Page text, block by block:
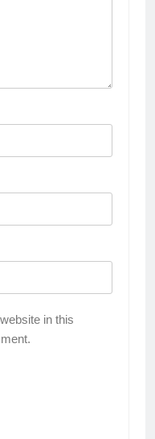
in this